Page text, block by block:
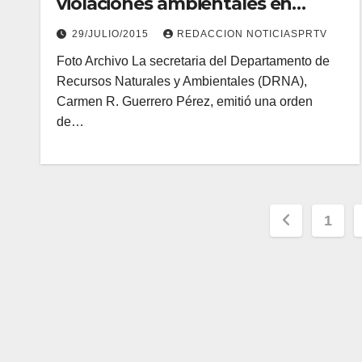
manglar del barrio Las Mareas,
en Salinas
29/JULIO/2015 REDACCION NOTICIASPRTV
Foto Archivo La secretaria del Departamento de
Recursos Naturales y Ambientales (DRNA),
Carmen R. Guerrero Pérez, emitió una orden
de…
1